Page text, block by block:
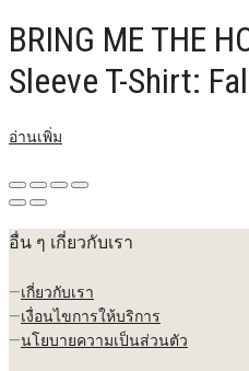
BRING ME THE
Sleeve T-Shirt:
อ่านเพิ่ม
อื่น ๆ เกี่ยวกับเรา
—เกี่ยวกับเรา
—เงื่อนไขการให้บริการ
—นโยบายความเป็นส่วนตัว